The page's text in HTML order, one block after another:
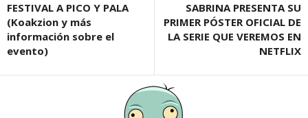
FESTIVAL A PICO Y PALA
(Koakzion y más
información sobre el
evento)
SABRINA PRESENTA SU
PRIMER PÓSTER OFICIAL DE
LA SERIE QUE VEREMOS EN
NETFLIX